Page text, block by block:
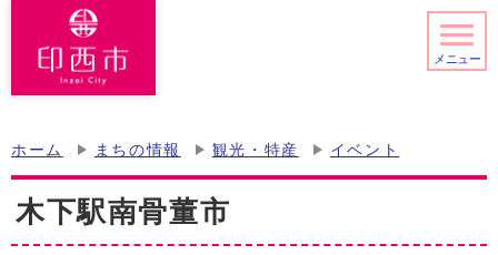
メニュー
ホーム まちの情報 観光・特産 イベント
木下駅南骨董市